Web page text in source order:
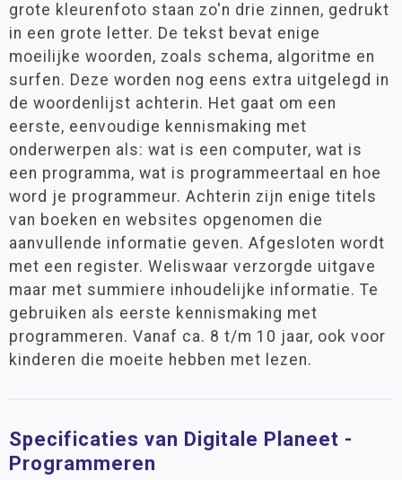
grote kleurenfoto staan zo'n drie zinnen, gedrukt
in een grote letter. De tekst bevat enige
moeilijke woorden, zoals schema, algoritme en
surfen. Deze worden nog eens extra uitgelegd in
de woordenlijst achterin. Het gaat om een
eerste, eenvoudige kennismaking met
onderwerpen als: wat is een computer, wat is
een programma, wat is programmeertaal en hoe
word je programmeur. Achterin zijn enige titels
van boeken en websites opgenomen die
aanvullende informatie geven. Afgesloten wordt
met een register. Weliswaar verzorgde uitgave
maar met summiere inhoudelijke informatie. Te
gebruiken als eerste kennismaking met
programmeren. Vanaf ca. 8 t/m 10 jaar, ook voor
kinderen die moeite hebben met lezen.
Specificaties van Digitale Planeet -
Programmeren